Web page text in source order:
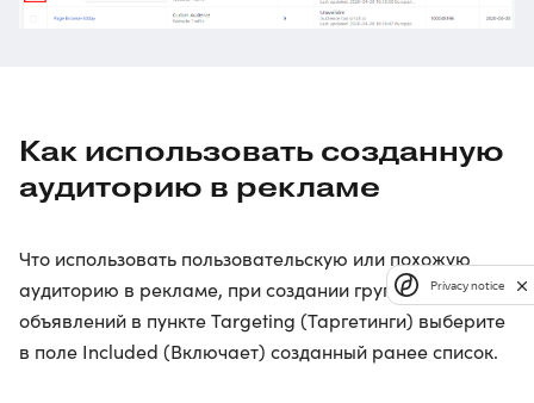
Как использовать созданную
аудиторию в рекламе
Что использовать пользовательскую или похожую
аудиторию в рекламе, при создании группы
объявлений в пункте Targeting (Таргетинги) выберите
в поле Included (Включает) созданный ранее список.
Privacy notice